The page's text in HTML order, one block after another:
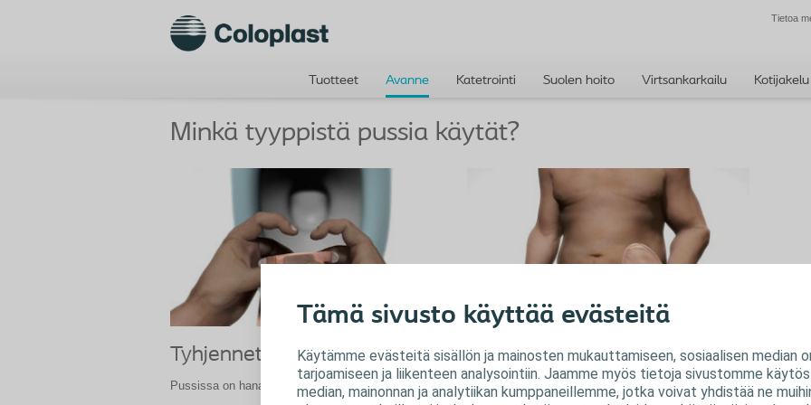
Tämä sivusto käyttää evästeitä
Käytämme evästeitä sisällön ja mainosten mukauttamiseen, sosiaalisen median
tarjoamiseen ja liikenteen analysointiin. Jaamme myös tietoja sivustomme
median, mainonnan ja analytiikan kumppaneillemme, jotka voivat yhdistää ne
Tietoa
Tuotteet Avanne Katetrointi Suolen hoito Virtsankarkailu Kotijakelu
Minkä tyyppistä pussia käytät?
Tyhjennettävä pussi
Pussissa on hana tyhjentämistä varten
Suljettu pussi
Pussissa ei ole hanaa tyhjentämistä varten